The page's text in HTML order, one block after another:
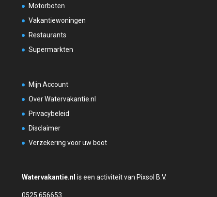
Motorboten
Vakantiewoningen
Restaurants
Supermarkten
Mijn Account
Over Watervakantie.nl
Privacybeleid
Disclaimer
Verzekering voor uw boot
Watervakantie.nl is een activiteit van Pixsol B.V.
0525 656653